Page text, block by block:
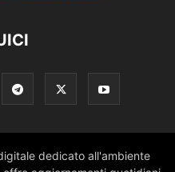
dedicato all'ambiente